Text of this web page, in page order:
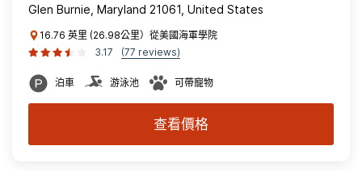
Glen Burnie, Maryland 21061, United States
16.76 英里 (26.98公里）從美國海軍學院
3.17
(77 reviews)
泊車 游泳池 可帶寵物
查看價格